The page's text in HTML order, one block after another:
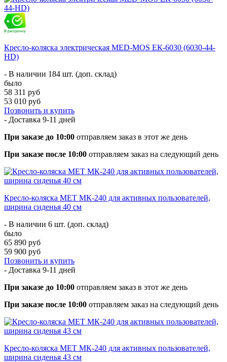
Кресло-коляска электрическая MED-MOS ЕК-6030 (6030-44-
HD)
- В наличии 184 шт. (доп. склад)
было
58 311 руб
53 010 руб
Позвонить и купить
- Доставка 9-11 дней
При заказе до 10:00 отправляем заказ в этот же день
При заказе после 10:00 отправляем заказ на следующий день
Кресло-коляска МЕТ МК-240 для активных пользователей,
ширина сиденья 40 см
- В наличии 6 шт. (доп. склад)
было
65 890 руб
59 900 руб
Позвонить и купить
- Доставка 9-11 дней
При заказе до 10:00 отправляем заказ в этот же день
При заказе после 10:00 отправляем заказ на следующий день
Кресло-коляска МЕТ МК-240 для активных пользователей,
ширина сиденья 43 см